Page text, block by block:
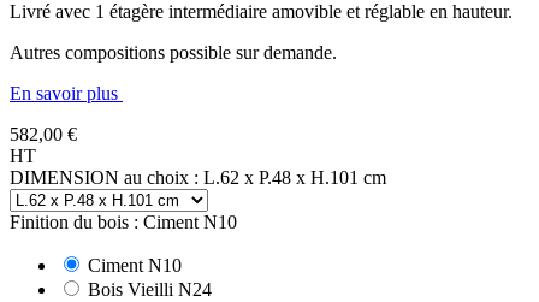
Livré avec 1 étagère intermédiaire amovible et réglable en hauteur.
Autres compositions possible sur demande.
En savoir plus
582,00 €
HT
DIMENSION au choix : L.62 x P.48 x H.101 cm
Finition du bois : Ciment N10
Ciment N10
Bois Vieilli N24